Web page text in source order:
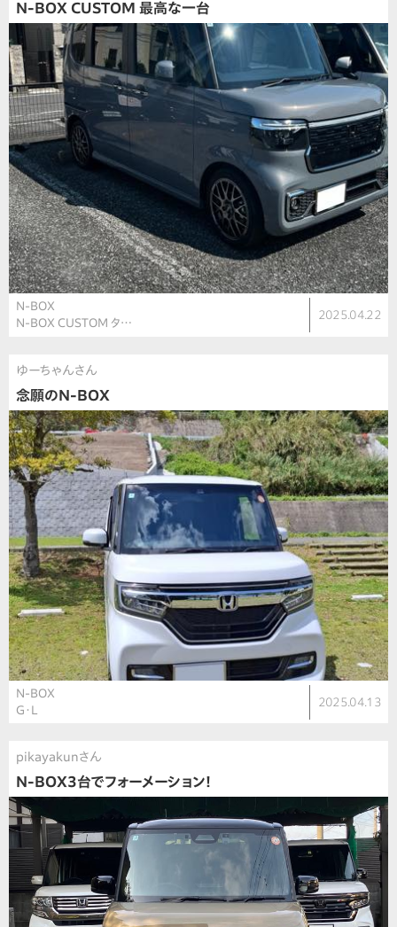
N-BOX CUSTOM 最高な一台
N-BOX
N-BOX CUSTOM タ…
2025.04.22
ゆーちゃんさん
念願のN-BOX
N-BOX
G・L
2025.04.13
pikayakunさん
N-BOX3台でフォーメーション！